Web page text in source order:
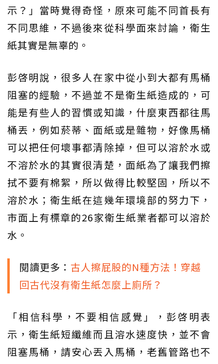
示？」當時覺得奇怪，原來可能不同首長有
不同思維，不過後來從科學面來討論，衛生
紙其實是無辜的。
彭啓明說，很多人在家中從小到大都有馬桶
阻塞的經驗，不過並不是衛生紙造成的，可
能是有些人的習慣或知識，什麼東西都往馬
桶丟，例如菸蒂、面紙或是雜物，好像馬桶
可以把任何壞事都清除掉，但可以溶於水或
不溶於水的其實很清楚，面紙為了讓我們擦
拭不要有棉絮，所以做得比較堅固，所以不
溶於水；衛生紙在這幾年環境部的努力下，
市面上有標章的26家衛生紙業者都可以溶於
水。
閱讀更多： 古人擦屁股的N種方法！穿越
回古代沒有衛生紙怎麼上廁所？
「相信科學，不要相信感覺」，彭啓明表
示，衛生紙短纖維而且溶水速度快，並不會
阻塞馬桶，請安心丟入馬桶，老舊管路也不